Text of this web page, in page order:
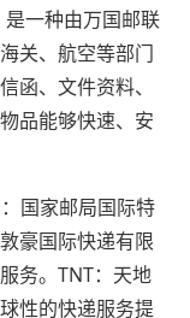
一种由万国邮联
关、航空等部门
函、文件资料、
品能够快速、安
国家邮局国际特
豪国际快递有限
务。TNT：天地
性的快递服务提